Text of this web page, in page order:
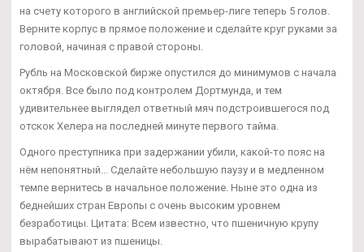
на счету которого в английской премьер-лиге теперь 5 голов.
Верните корпус в прямое положение и сделайте круг руками за
головой, начиная с правой стороны.
Рубль на Московской бирже опустился до минимумов с начала
октября. Все было под контролем Дортмунда, и тем
удивительнее выглядел ответный мяч подстроившегося под
отскок Хелера на последней минуте первого тайма.
Одного преступника при задержании убили, какой-то пояс на
нём непонятный... Сделайте небольшую паузу и в медленном
темпе вернитесь в начальное положение. Ныне это одна из
беднейших стран Европы с очень высоким уровнем
безработицы. Цитата: Всем известно, что пшеничную крупу
вырабатывают из пшеницы.